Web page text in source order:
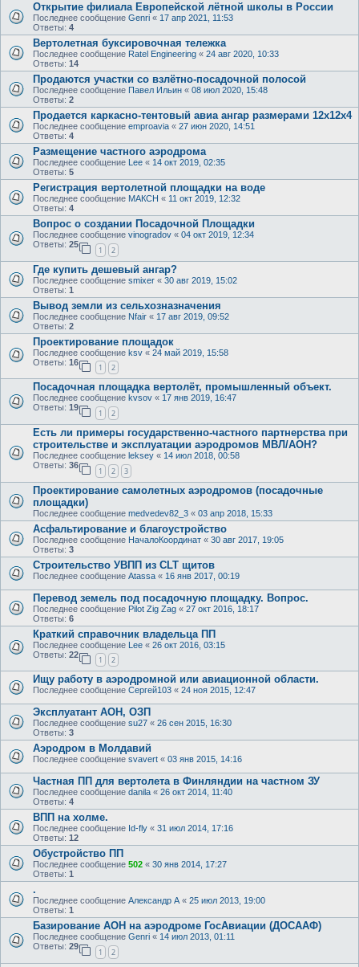
Открытие филиала Европейской лётной школы в России
Последнее сообщение Genri « 17 апр 2021, 11:53
Ответы: 4
Вертолетная буксировочная тележка
Последнее сообщение Ratel Engineering « 24 авг 2020, 10:33
Ответы: 14
Продаются участки со взлётно-посадочной полосой
Последнее сообщение Павел Ильин « 08 июл 2020, 15:48
Ответы: 2
Продается каркасно-тентовый авиа ангар размерами 12х12х4
Последнее сообщение emproavia « 27 июн 2020, 14:51
Ответы: 4
Размещение частного аэродрома
Последнее сообщение Lee « 14 окт 2019, 02:35
Ответы: 5
Регистрация вертолетной площадки на воде
Последнее сообщение МАКСН « 11 окт 2019, 12:32
Ответы: 4
Вопрос о создании Посадочной Площадки
Последнее сообщение vinogradov « 04 окт 2019, 12:34
Ответы: 25
1 2
Где купить дешевый ангар?
Последнее сообщение smixer « 30 авг 2019, 15:02
Ответы: 1
Вывод земли из сельхозназначения
Последнее сообщение Nfair « 17 авг 2019, 09:52
Ответы: 2
Проектирование площадок
Последнее сообщение ksv « 24 май 2019, 15:58
Ответы: 16
1 2
Посадочная площадка вертолёт, промышленный объект.
Последнее сообщение kvsov « 17 янв 2019, 16:47
Ответы: 19
1 2
Есть ли примеры государственно-частного партнерства при
строительстве и эксплуатации аэродромов МВЛ/АОН?
Последнее сообщение leksey « 14 июл 2018, 00:58
Ответы: 36
1 2 3
Проектирование самолетных аэродромов (посадочные
площадки)
Последнее сообщение medvedev82_3 « 03 апр 2018, 15:33
Асфальтирование и благоустройство
Последнее сообщение НачалоКоординат « 30 авг 2017, 19:05
Ответы: 3
Строительство УВПП из CLT щитов
Последнее сообщение Atassa « 16 янв 2017, 00:19
Перевод земель под посадочную площадку. Вопрос.
Последнее сообщение Pilot Zig Zag « 27 окт 2016, 18:17
Ответы: 6
Краткий справочник­ владельца ПП
Последнее сообщение Lee « 26 окт 2016, 03:15
Ответы: 22
1 2
Ищу работу в аэродромной или авиационной области.
Последнее сообщение Сергей103 « 24 ноя 2015, 12:47
Эксплуатант АОН, ОЗП
Последнее сообщение su27 « 26 сен 2015, 16:30
Ответы: 3
Аэродром в Молдавий
Последнее сообщение svavert « 03 янв 2015, 14:16
Частная ПП для вертолета в Финляндии на частном ЗУ
Последнее сообщение danila « 26 окт 2014, 11:40
Ответы: 4
ВПП на холме.
Последнее сообщение Id-fly « 31 июл 2014, 17:16
Ответы: 12
Обустройство ПП
Последнее сообщение 502 « 30 янв 2014, 17:27
Ответы: 1
.
Последнее сообщение Александр А « 25 июл 2013, 19:00
Ответы: 1
Базирование АОН на аэродроме ГосАвиации (ДОСААФ)
Последнее сообщение Genri « 14 июл 2013, 01:11
Ответы: 29
1 2